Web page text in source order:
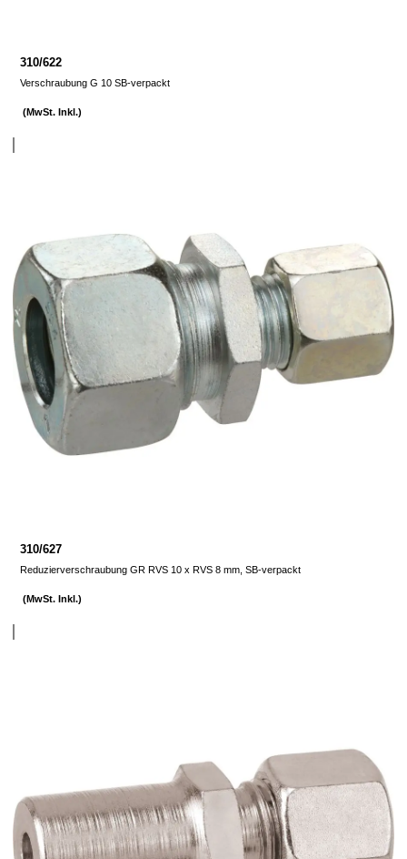
310/622
Verschraubung G 10 SB-verpackt
(MwSt. Inkl.)
310/627
Reduzierverschraubung GR RVS 10 x RVS 8 mm, SB-verpackt
(MwSt. Inkl.)